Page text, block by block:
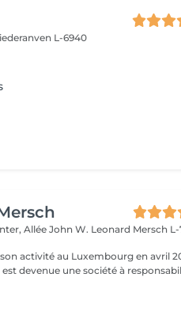
L-6940
Allée John W. Leonard Mersch
activité au Luxembourg en avril
est devenue une société à